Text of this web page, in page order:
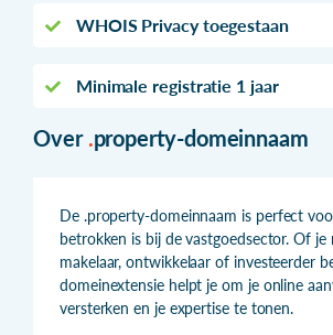
WHOIS Privacy toegestaan
Minimale registratie 1 jaar
Over .property-domeinnaam
De .property-domeinnaam is perfect
betrokken is bij de vastgoedsector. Of je
makelaar, ontwikkelaar of investeerder
domeinextensie helpt je om je online
versterken en je expertise te tonen.